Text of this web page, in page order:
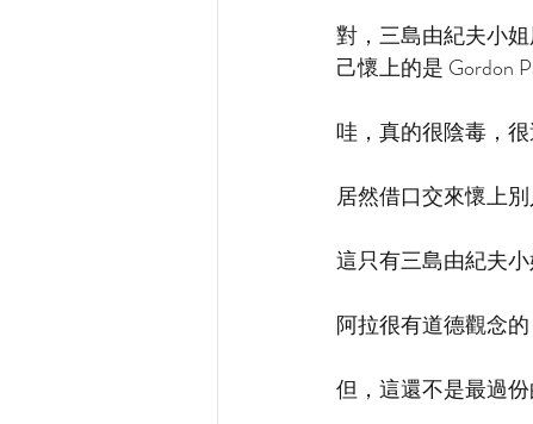
對，三島由紀夫小
己懷上的是 Gordon
哇，真的很陰毒，很
居然借口交來懷上
這只有三島由紀夫小
阿拉很有道德觀念
但，這還不是最過份